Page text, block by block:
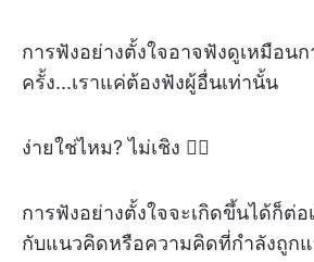
การฟังอย่างตั้งใจอาจฟังดูเหมือน
ครั้ง...เราแค่ต้องฟังผู้อื่นเท่านั้น
ง่ายใช่ไหม? ไม่เชิง 😶‍🌫️
การฟังอย่างตั้งใจจะเกิดขึ้นได้ก็ต่
กับแนวคิดหรือความคิดที่กำลังถูก